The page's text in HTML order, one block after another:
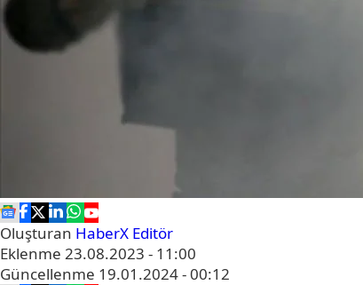
Oluşturan HaberX Editör
Eklenme 23.08.2023 - 11:00
Güncellenme 19.01.2024 - 00:12